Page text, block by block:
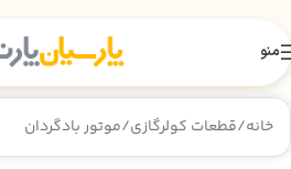
منو
خانه/قطعات کولرگازی/موتور بادگردان